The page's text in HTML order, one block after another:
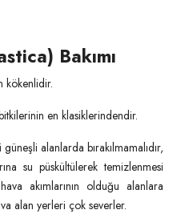
Bakımı
kökenlidir.
en klasiklerindendir.
alanlarda bırakılmamalıdır,
su püskültülerek temizlenmesi
akımlarının olduğu alanlara
alan yerleri çok severler.